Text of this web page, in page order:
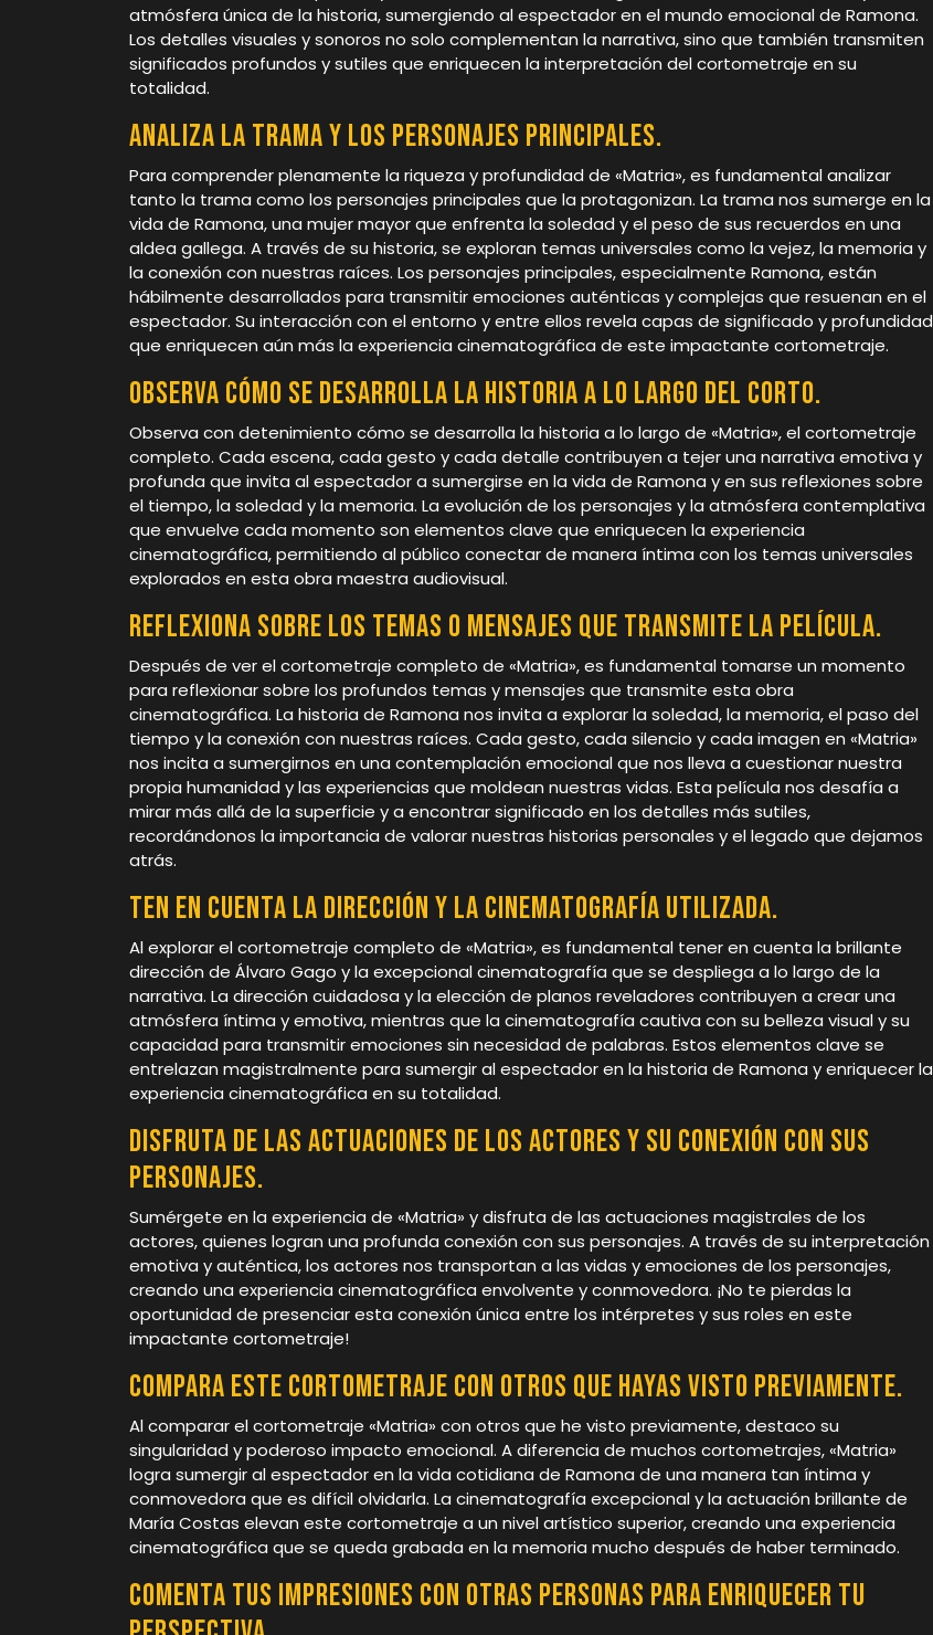
atmósfera única de la historia, sumergiendo al espectador en el mundo emocional de Ramona.
Los detalles visuales y sonoros no solo complementan la narrativa, sino que también transmiten
significados profundos y sutiles que enriquecen la interpretación del cortometraje en su
totalidad.
Analiza la trama y los personajes principales.
Para comprender plenamente la riqueza y profundidad de «Matria», es fundamental analizar
tanto la trama como los personajes principales que la protagonizan. La trama nos sumerge en la
vida de Ramona, una mujer mayor que enfrenta la soledad y el peso de sus recuerdos en una
aldea gallega. A través de su historia, se exploran temas universales como la vejez, la memoria y
la conexión con nuestras raíces. Los personajes principales, especialmente Ramona, están
hábilmente desarrollados para transmitir emociones auténticas y complejas que resuenan en el
espectador. Su interacción con el entorno y entre ellos revela capas de significado y profundidad
que enriquecen aún más la experiencia cinematográfica de este impactante cortometraje.
Observa cómo se desarrolla la historia a lo largo del corto.
Observa con detenimiento cómo se desarrolla la historia a lo largo de «Matria», el cortometraje
completo. Cada escena, cada gesto y cada detalle contribuyen a tejer una narrativa emotiva y
profunda que invita al espectador a sumergirse en la vida de Ramona y en sus reflexiones sobre
el tiempo, la soledad y la memoria. La evolución de los personajes y la atmósfera contemplativa
que envuelve cada momento son elementos clave que enriquecen la experiencia
cinematográfica, permitiendo al público conectar de manera íntima con los temas universales
explorados en esta obra maestra audiovisual.
Reflexiona sobre los temas o mensajes que transmite la película.
Después de ver el cortometraje completo de «Matria», es fundamental tomarse un momento
para reflexionar sobre los profundos temas y mensajes que transmite esta obra
cinematográfica. La historia de Ramona nos invita a explorar la soledad, la memoria, el paso del
tiempo y la conexión con nuestras raíces. Cada gesto, cada silencio y cada imagen en «Matria»
nos incita a sumergirnos en una contemplación emocional que nos lleva a cuestionar nuestra
propia humanidad y las experiencias que moldean nuestras vidas. Esta película nos desafía a
mirar más allá de la superficie y a encontrar significado en los detalles más sutiles,
recordándonos la importancia de valorar nuestras historias personales y el legado que dejamos
atrás.
Ten en cuenta la dirección y la cinematografía utilizada.
Al explorar el cortometraje completo de «Matria», es fundamental tener en cuenta la brillante
dirección de Álvaro Gago y la excepcional cinematografía que se despliega a lo largo de la
narrativa. La dirección cuidadosa y la elección de planos reveladores contribuyen a crear una
atmósfera íntima y emotiva, mientras que la cinematografía cautiva con su belleza visual y su
capacidad para transmitir emociones sin necesidad de palabras. Estos elementos clave se
entrelazan magistralmente para sumergir al espectador en la historia de Ramona y enriquecer la
experiencia cinematográfica en su totalidad.
Disfruta de las actuaciones de los actores y su conexión con sus
personajes.
Sumérgete en la experiencia de «Matria» y disfruta de las actuaciones magistrales de los
actores, quienes logran una profunda conexión con sus personajes. A través de su interpretación
emotiva y auténtica, los actores nos transportan a las vidas y emociones de los personajes,
creando una experiencia cinematográfica envolvente y conmovedora. ¡No te pierdas la
oportunidad de presenciar esta conexión única entre los intérpretes y sus roles en este
impactante cortometraje!
Compara este cortometraje con otros que hayas visto previamente.
Al comparar el cortometraje «Matria» con otros que he visto previamente, destaco su
singularidad y poderoso impacto emocional. A diferencia de muchos cortometrajes, «Matria»
logra sumergir al espectador en la vida cotidiana de Ramona de una manera tan íntima y
conmovedora que es difícil olvidarla. La cinematografía excepcional y la actuación brillante de
María Costas elevan este cortometraje a un nivel artístico superior, creando una experiencia
cinematográfica que se queda grabada en la memoria mucho después de haber terminado.
Comenta tus impresiones con otras personas para enriquecer tu